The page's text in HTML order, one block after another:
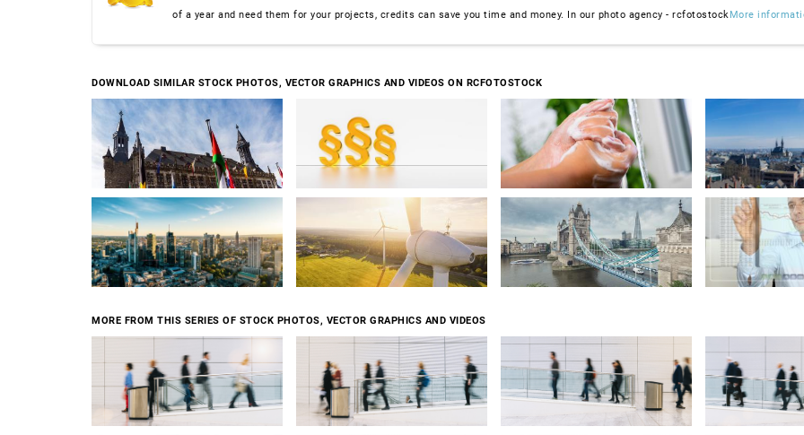
of a year and need them for your projects, credits can save you time and money. In our photo agency - rcfotostockMore
DOWNLOAD SIMILAR STOCK PHOTOS, VECTOR GRAPHICS AND VIDEOS ON RCFOTOSTOCK
MORE FROM THIS SERIES OF STOCK PHOTOS, VECTOR GRAPHICS AND VIDEOS